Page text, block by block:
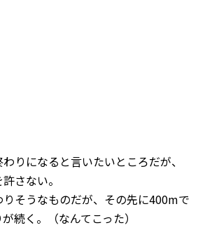
りになると言いたいところだが、
さない。
そうなものだが、その先に400mで
続く。（なんてこった）